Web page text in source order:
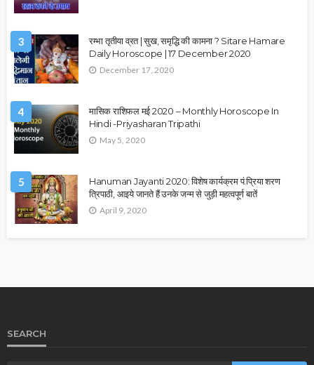
3
रम्भा तृतीया व्रत | सुख, समृद्धि की कामना ? Sitare Hamare
Daily Horoscope | 17 December 2020
December 17, 2020
4
मासिक राशिफल मई 2020 – Monthly Horoscope In
Hindi -Priyasharan Tripathi
May 5, 2020
5
Hanuman Jayanti 2020: विशेष कार्यक्रम पं.प्रिया शरण
त्रिपाठी, आइये जानते हैं उनके जन्म से जुड़ी महत्वपूर्ण बातें
April 9, 2020
SEARCH